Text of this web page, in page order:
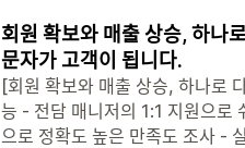
회원 확보와 매출 상승, 하나
문자가 고객이 됩니다.
[회원 확보와 매출 상승, 하나로
능 - 전담 매니저의 1:1 지원으로
으로 정확도 높은 만족도 조사 -